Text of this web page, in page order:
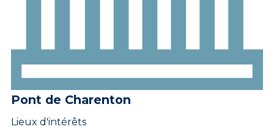
Pont de Charenton
Lieux d'intérêts